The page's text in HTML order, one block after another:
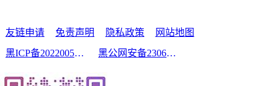
友链申请 免责声明 隐私政策
网站地图
黑ICP备2022005210号-2
黑公网安备23060302000213号